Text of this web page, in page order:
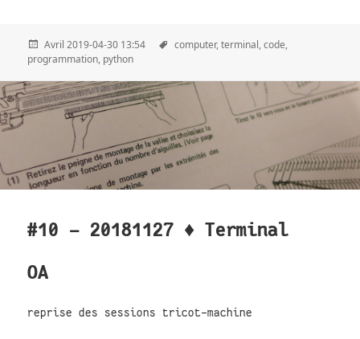
Avril 2019-04-30 13:54 computer, terminal, code,
programmation, python
#10 - 20181127 ♦ Terminal
OA
reprise des sessions tricot-machine